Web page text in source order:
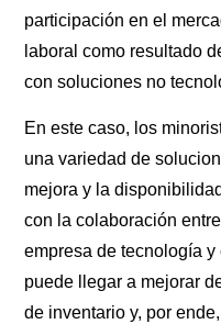
participación en el
laboral como resultado
con soluciones no
En este caso, los
una variedad de
mejora y la
con la colaboración
empresa de tecnología
puede llegar a mejorar
de inventario y, por